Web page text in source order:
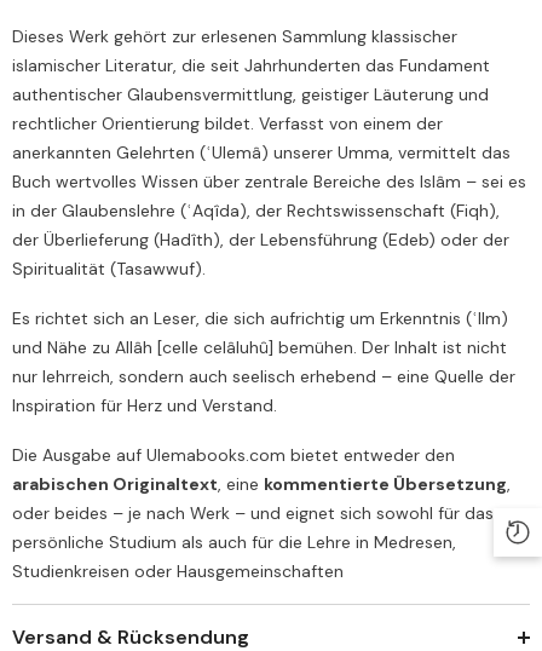
Dieses Werk gehört zur erlesenen Sammlung klassischer
islamischer Literatur, die seit Jahrhunderten das Fundament
authentischer Glaubensvermittlung, geistiger Läuterung und
rechtlicher Orientierung bildet. Verfasst von einem der
anerkannten Gelehrten (ʿUlemâ) unserer Umma, vermittelt das
Buch wertvolles Wissen über zentrale Bereiche des Islâm – sei es
in der Glaubenslehre (ʿAqîda), der Rechtswissenschaft (Fiqh),
der Überlieferung (Hadîth), der Lebensführung (Edeb) oder der
Spiritualität (Tasawwuf).
Es richtet sich an Leser, die sich aufrichtig um Erkenntnis (ʿIlm)
und Nähe zu Allâh [celle celâluhû] bemühen. Der Inhalt ist nicht
nur lehrreich, sondern auch seelisch erhebend – eine Quelle der
Inspiration für Herz und Verstand.
Die Ausgabe auf Ulemabooks.com bietet entweder den
arabischen Originaltext, eine kommentierte Übersetzung,
oder beides – je nach Werk – und eignet sich sowohl für das
persönliche Studium als auch für die Lehre in Medresen,
Studienkreisen oder Hausgemeinschaften
Versand & Rücksendung